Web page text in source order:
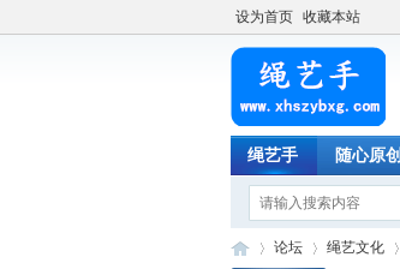
设为首页 收藏本站
绳艺手 随心原创
论坛 绳艺文化